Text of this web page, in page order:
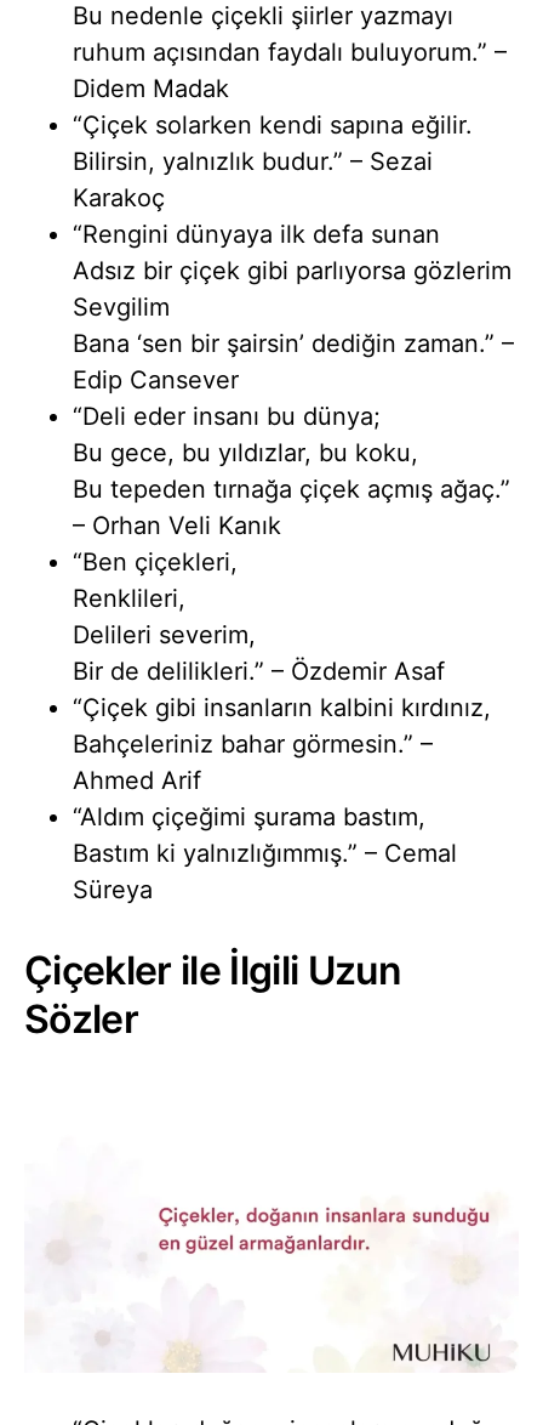
Bu nedenle çiçekli şiirler yazmayı
ruhum açısından faydalı buluyorum.” –
Didem Madak
“Çiçek solarken kendi sapına eğilir.
Bilirsin, yalnızlık budur.” – Sezai
Karakoç
“Rengini dünyaya ilk defa sunan
Adsız bir çiçek gibi parlıyorsa gözlerim
Sevgilim
Bana ‘sen bir şairsin’ dediğin zaman.” –
Edip Cansever
“Deli eder insanı bu dünya;
Bu gece, bu yıldızlar, bu koku,
Bu tepeden tırnağa çiçek açmış ağaç.”
– Orhan Veli Kanık
“Ben çiçekleri,
Renklileri,
Delileri severim,
Bir de delilikleri.” – Özdemir Asaf
“Çiçek gibi insanların kalbini kırdınız,
Bahçeleriniz bahar görmesin.” –
Ahmed Arif
“Aldım çiçeğimi şurama bastım,
Bastım ki yalnızlığımmış.” – Cemal
Süreya
Çiçekler ile İlgili Uzun
Sözler